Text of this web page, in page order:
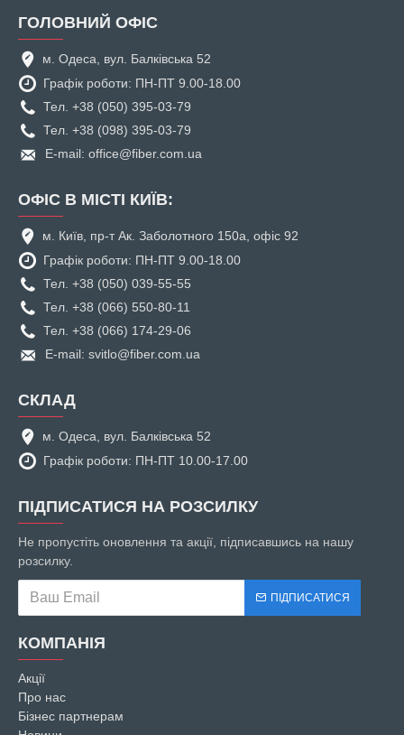
ГОЛОВНИЙ ОФІС
м. Одеса, вул. Балківська 52
Графік роботи: ПН-ПТ 9.00-18.00
Тел. +38 (050) 395-03-79
Тел. +38 (098) 395-03-79
E-mail: office@fiber.com.ua
ОФІС В МІСТІ КИЇВ:
м. Київ, пр-т Ак. Заболотного 150а, офіс 92
Графік роботи: ПН-ПТ 9.00-18.00
Тел. +38 (050) 039-55-55
Тел. +38 (066) 550-80-11
Тел. +38 (066) 174-29-06
E-mail: svitlo@fiber.com.ua
СКЛАД
м. Одеса, вул. Балківська 52
Графік роботи: ПН-ПТ 10.00-17.00
ПІДПИСАТИСЯ НА РОЗСИЛКУ
Не пропустіть оновлення та акції, підписавшись на нашу
розсилку.
ПІДПИСАТИСЯ
КОМПАНІЯ
Акції
Про нас
Бізнес партнерам